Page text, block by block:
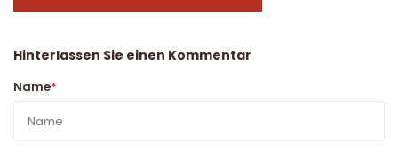
Hinterlassen Sie einen Kommentar
Name*